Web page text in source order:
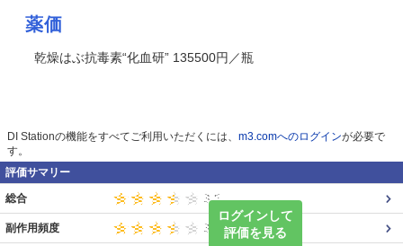
薬価
乾燥はぶ抗毒素“化血研” 135500円／瓶
DI Stationの機能をすべてご利用いただくには、 m3.comへのログインが必要で
す。
評価サマリー
ログインして
評価を見る
総合
副作用頻度